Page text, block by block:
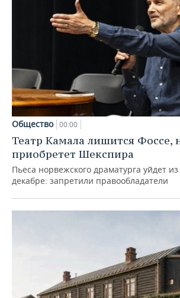
Общество 00:00
Театр Камала лишится Фоссе,
приобретет Шекспира
Пьеса норвежского драматурга уйдет
декабре: запретили правообладатели